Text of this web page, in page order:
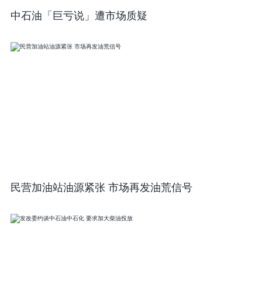
中石油「巨亏说」遭市场质疑
民营加油站油源紧张 市场再发油荒信号